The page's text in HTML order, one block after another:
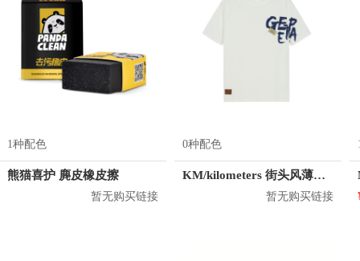
1种配色
熊猫喜护 麂皮橡皮擦
暂无购买链接
0种配色
KM/kilometers 街头风薄款印花短袖T恤 男女同款 M2X2108248
暂无购买链接